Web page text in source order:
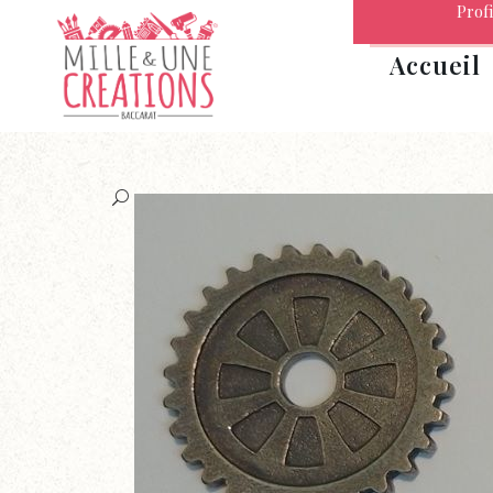
Accueil